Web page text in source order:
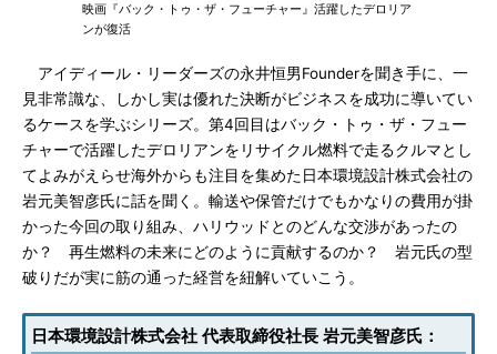
映画『バック・トゥ・ザ・フューチャー』活躍したデロリア
ンが復活
アイディール・リーダーズの永井恒男Founderを聞き手に、一
見非常識な、しかし実は優れた決断がビジネスを成功に導いてい
るケースを学ぶシリーズ。第4回目はバック・トゥ・ザ・フュー
チャーで活躍したデロリアンをリサイクル燃料で走るクルマとし
てよみがえらせ海外からも注目を集めた日本環境設計株式会社の
岩元美智彦氏に話を聞く。輸送や保管だけでもかなりの費用が掛
かった今回の取り組み、ハリウッドとのどんな交渉があったの
か？ 再生燃料の未来にどのように貢献するのか？ 岩元氏の型
破りだが実に筋の通った経営を紐解いていこう。
日本環境設計株式会社 代表取締役社長 岩元美智彦氏：